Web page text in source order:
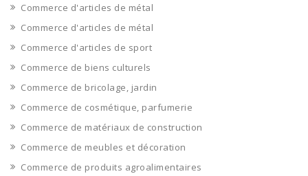
Commerce d'articles de métal
Commerce d'articles de métal
Commerce d'articles de sport
Commerce de biens culturels
Commerce de bricolage, jardin
Commerce de cosmétique, parfumerie
Commerce de matériaux de construction
Commerce de meubles et décoration
Commerce de produits agroalimentaires